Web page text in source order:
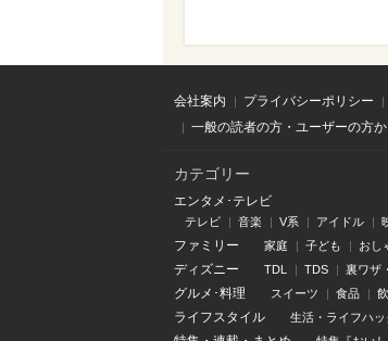
会社案内 プライバシーポリシー
一般の読者の方・ユーザーの方
カテゴリー
エンタメ･テレビ
テレビ 音楽 V系 アイドル
ファミリー 家庭 子ども おし
ディズニー TDL TDS 裏ワザ
グルメ･料理 スイーツ 食品
ライフスタイル 生活・ライフハッ